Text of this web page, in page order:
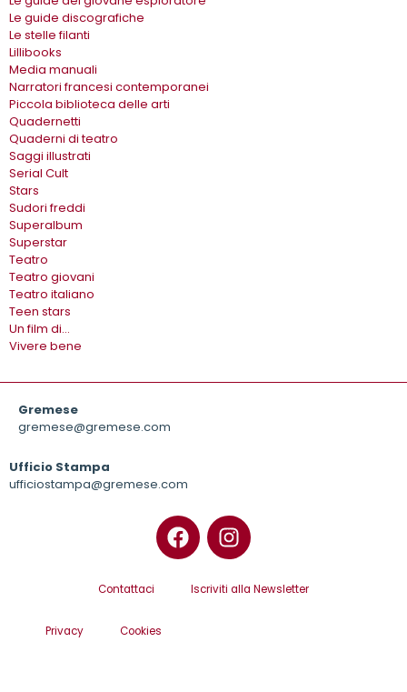
Le guide discografiche
Le stelle filanti
Lillibooks
Media manuali
Narratori francesi contemporanei
Piccola biblioteca delle arti
Quadernetti
Quaderni di teatro
Saggi illustrati
Serial Cult
Stars
Sudori freddi
Superalbum
Superstar
Teatro
Teatro giovani
Teatro italiano
Teen stars
Un film di…
Vivere bene
Gremese
gremese@gremese.com
Ufficio Stampa
ufficiostampa@gremese.com
Contattaci Iscriviti alla Newsletter
Privacy Cookies